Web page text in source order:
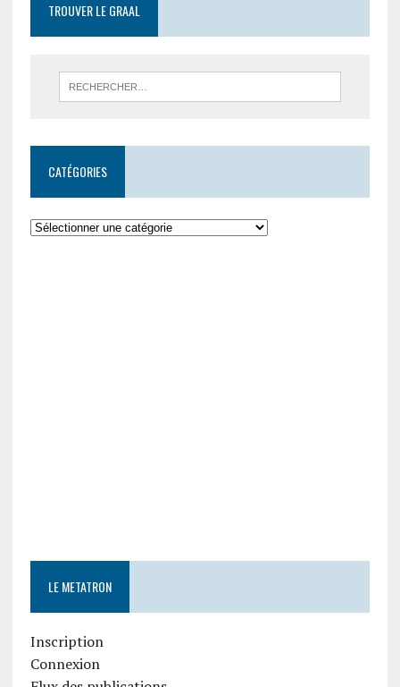
TROUVER LE GRAAL
CATÉGORIES
LE METATRON
Inscription
Connexion